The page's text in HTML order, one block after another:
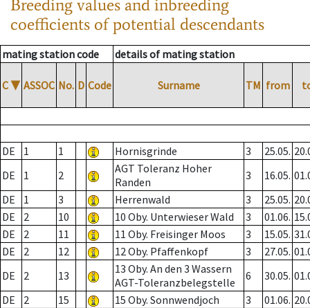
Breeding values and inbreeding
coefficients of potential descendants
mating station code details of mating station
C ▼ ASSOC No. D Code Surname TM from
DE 1 1 Hornisgrinde 3 25.05.
DE
1 2
AGT Toleranz Hoher
Randen
3 16.05.
DE
1 3 Herrenwald 3 25.05.
DE
2 10 10 Oby. Unterwieser Wald 3 01.06.
DE
2 11 11 Oby. Freisinger Moos 3 15.05.
DE
2 12 12 Oby. Pfaffenkopf 3 27.05.
DE
2 13
13 Oby. An den 3 Wassern
AGT-Toleranzbelegstelle
6 30.05.
DE
2 15 15 Oby. Sonnwendjoch 3 01.06.